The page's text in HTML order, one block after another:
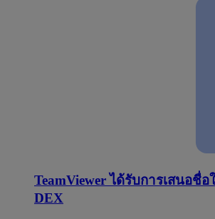
TeamViewer ได้รับการเสนอชื่
DEX